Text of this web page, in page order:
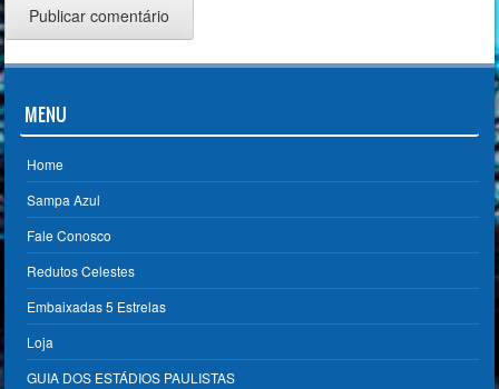
MENU
Home
Sampa Azul
Fale Conosco
Redutos Celestes
Embaixadas 5 Estrelas
Loja
GUIA DOS ESTÁDIOS PAULISTAS